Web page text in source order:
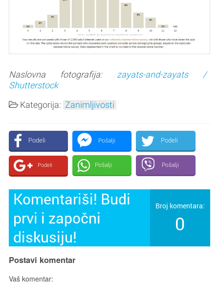
Naslovna fotografija: zayats-and-zayats /
Shutterstock
Kategorija: Zanimljivosti
Podeli Pošalji Podeli
Podeli Pošalji Pošalji
Komentariši! Budi
prvi i započni
diskusiju!
Broj komentara:
0
Postavi komentar
Vaš komentar: